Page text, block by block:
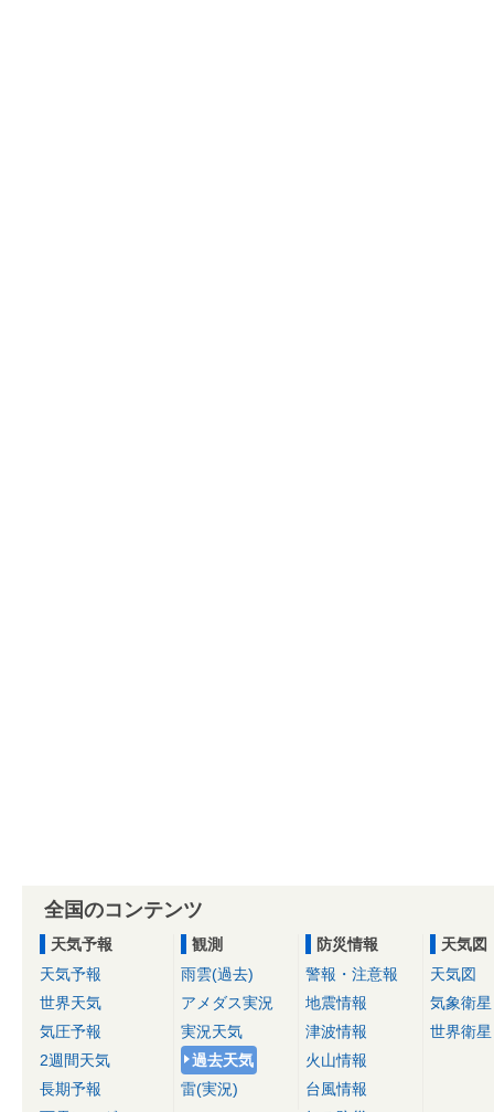
全国のコンテンツ
天気予報
天気予報
世界天気
気圧予報
2週間天気
長期予報
観測
雨雲(過去)
アメダス実況
実況天気
過去天気
雷(実況)
防災情報
警報・注意報
地震情報
津波情報
火山情報
台風情報
天気図
天気図
気象衛星
世界衛星